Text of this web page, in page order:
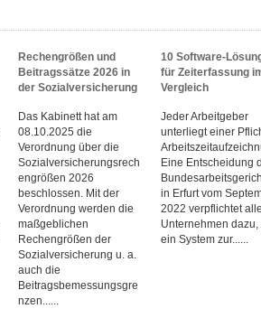
Rechengrößen und
Beitragssätze 2026 in
der Sozialversicherung
Das Kabinett hat am
08.10.2025 die
Verordnung über die
Sozialversicherungsrech
engrößen 2026
beschlossen. Mit der
Verordnung werden die
maßgeblichen
Rechengrößen der
Sozialversicherung u. a.
auch die
Beitragsbemessungsgre
nzen......
10 Software-
für Zeiterfassung
Vergleich
Jeder Arbeitgeber
unterliegt einer
Eine Entscheidung
in Erfurt vom
2022 verpflichtet
Unternehmen dazu,
ein System zur......